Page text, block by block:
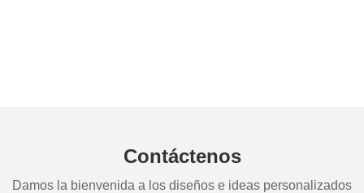
Contáctenos
Damos la bienvenida a los diseños e ideas personalizados